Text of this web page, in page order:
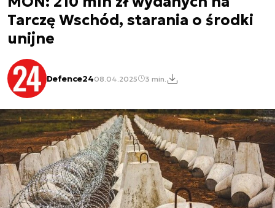
Tarczę Wschód, starania o środki
unijne
Defence2408.04.2025 3 min.